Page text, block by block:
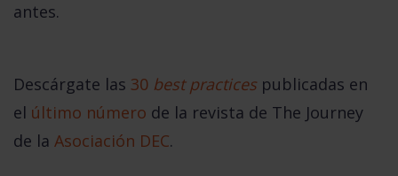
antes.
Descárgate las 30 best practices publicadas en
el último número de la revista de The Journey
de la Asociación DEC.